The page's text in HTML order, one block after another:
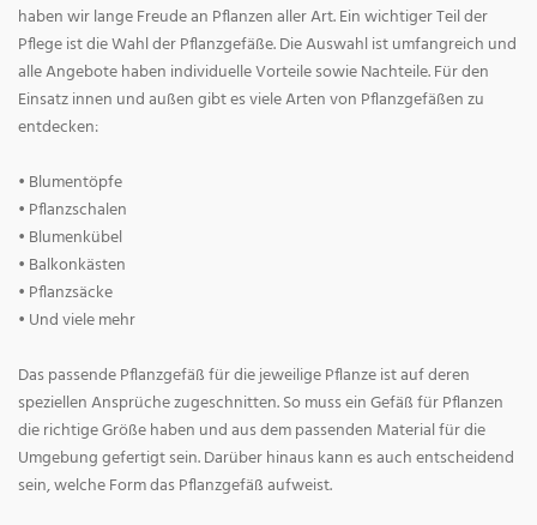
haben wir lange Freude an Pflanzen aller Art. Ein wichtiger Teil der
Pflege ist die Wahl der Pflanzgefäße. Die Auswahl ist umfangreich und
alle Angebote haben individuelle Vorteile sowie Nachteile. Für den
Einsatz innen und außen gibt es viele Arten von Pflanzgefäßen zu
entdecken:
• Blumentöpfe
• Pflanzschalen
• Blumenkübel
• Balkonkästen
• Pflanzsäcke
• Und viele mehr
Das passende Pflanzgefäß für die jeweilige Pflanze ist auf deren
speziellen Ansprüche zugeschnitten. So muss ein Gefäß für Pflanzen
die richtige Größe haben und aus dem passenden Material für die
Umgebung gefertigt sein. Darüber hinaus kann es auch entscheidend
sein, welche Form das Pflanzgefäß aufweist.